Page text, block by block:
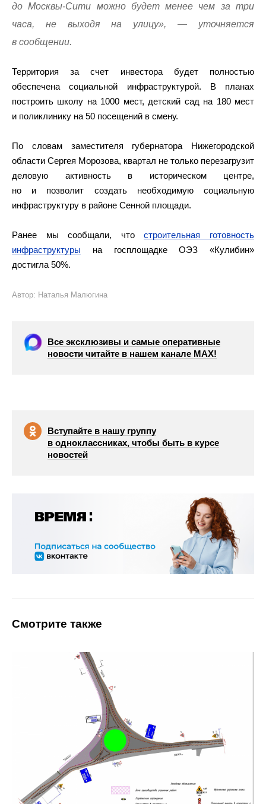
до Москвы-Сити можно будет менее чем за три
часа, не выходя на улицу», — уточняется
в сообщении.
Территория за счет инвестора будет полностью
обеспечена социальной инфраструктурой. В планах
построить школу на 1000 мест, детский сад на 180 мест
и поликлинику на 50 посещений в смену.
По словам заместителя губернатора Нижегородской
области Сергея Морозова, квартал не только перезагрузит
деловую активность в историческом центре,
но и позволит создать необходимую социальную
инфраструктуру в районе Сенной площади.
Ранее мы сообщали, чтостроительная готовность
инфраструктуры на госплощадке ОЭЗ «Кулибин»
достигла 50%.
Автор: Наталья Малюгина
Все эксклюзивы и самые оперативные
новости читайте в нашем канале МАХ!
Вступайте в нашу группу
в одноклассниках, чтобы быть в курсе
новостей
Смотрите также